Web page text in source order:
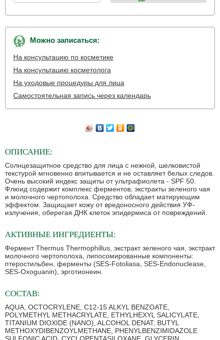
Можно записаться:
На консультацию по косметике
На консультацию косметолога
На уходовые процедуры для лица
Самостоятельная запись через календарь
ОПИСАНИЕ:
Солнцезащитное средство для лица с нежной, шелковистой
текстурой мгновенно впитывается и не оставляет белых следов.
Очень высокий индекс защиты от ультрафиолета - SPF 50.
Флюид содержит комплекс ферментов, экстракты зеленого чая
и молочного чертополоха. Средство обладает матирующим
эффектом. Защищает кожу от вредоносного действия УФ-
излучения, оберегая ДНК клеток эпидермиса от повреждений.
АКТИВНЫЕ ИНГРЕДИЕНТЫ:
Фермент Thermus Thermophillus, экстракт зеленого чая, экстракт
молочного чертополоха, липосомированные компоненты:
птеростильбен, ферменты (SES-Fotoliasa, SES-Endonuclease,
SES-Oxoguanin), эрготионеин.
СОСТАВ:
AQUA, OCTOCRYLENE, C12-15 ALKYL BENZOATE,
POLYMETHYL METHACRYLATE, ETHYLHEXYL SALICYLATE,
TITANIUM DIOXIDE (NANO), ALCOHOL DENAT, BUTYL
METHOXYDIBENZOYLMETHANE, PHENYLBENZIMIDAZOLE